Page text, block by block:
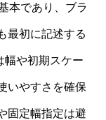
本であり、ブラ
最初に記述する
幅や初期スケー
いやすさを確保
固定幅指定は避